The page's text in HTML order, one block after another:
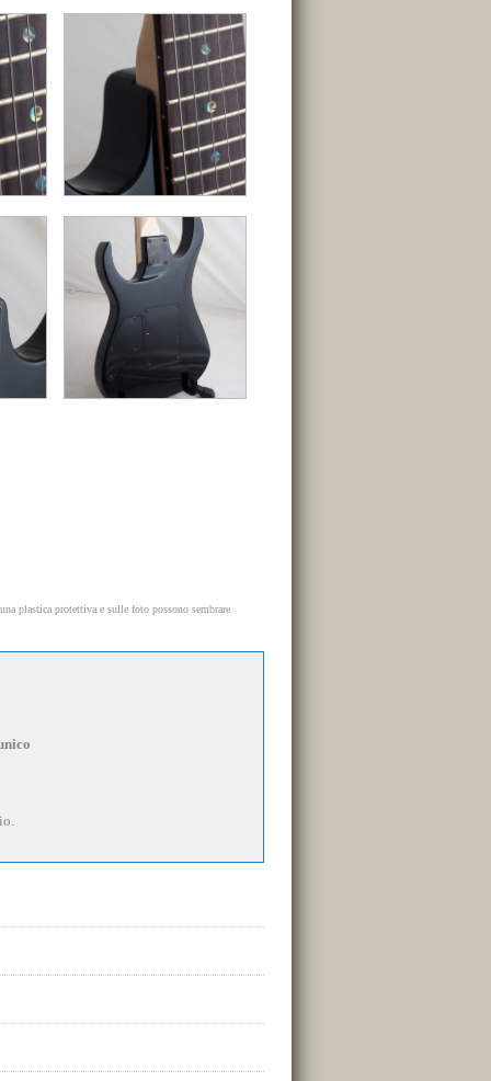
plastica protettiva e sulle foto possono sembrare